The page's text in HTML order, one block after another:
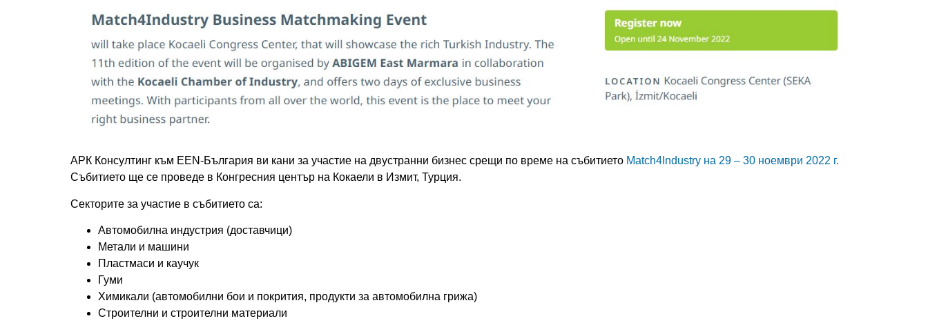
АРК Консултинг към EEN-България ви кани за участие на двустранни бизнес срещи по време на събитието Match4Industry на 29 – 30 ноември 2022 г.
Събитието ще се проведе в Конгресния център на Кокаели в Измит, Турция.
Секторите за участие в събитието са:
Автомобилна индустрия (доставчици)
Метали и машини
Пластмаси и каучук
Гуми
Химикали (автомобилни бои и покрития, продукти за автомобилна грижа)
Строителни и строителни материали